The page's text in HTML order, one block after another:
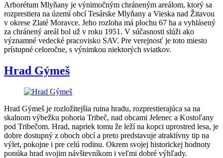
Arborétum Mlyňany je výnimočným chráneným areálom, ktorý sa
rozprestiera na území obcí Tesárske Mlyňany a Vieska nad Žitavou
v okrese Zlaté Moravce. Jeho rozloha má plochu 67 ha a vyhlásený
za chránený areál bol už v roku 1951. V súčasnosti slúži ako
významné vedecké pracovisko SAV. Pre verejnosť je toto miesto
prístupné celoročne, s výnimkou niektorých sviatkov.
Hrad Gýmeš
Hrad Gýmeš je rozložitejšia ruina hradu, rozprestierajúca sa na
skalnom výbežku pohoria Tribeč, nad obcami Jelenec a Kostoľany
pod Tribečom. Hrad, napriek tomu že leží na kopci uprostred lesa, je
dobre dostupný z oboch obcí a preto predstavuje atraktívny tip na
výlet, pokojne i pre celú rodinu. Okrem svojej historickej hodnoty
ponúka hrad svojim návštevníkom i veľmi dobré výhľady.